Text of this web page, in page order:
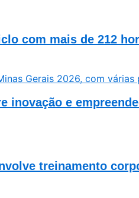
com mais de 212
inovação e
treinamento